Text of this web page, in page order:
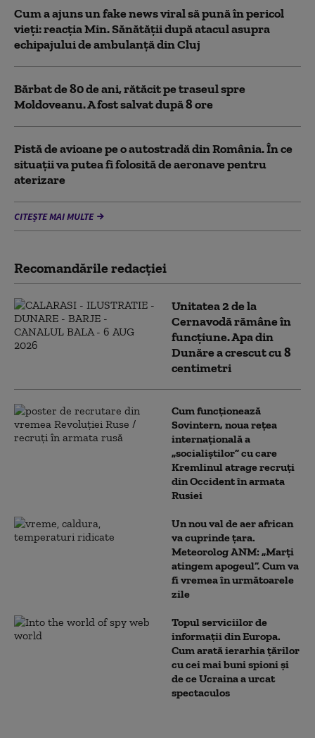
Cum a ajuns un fake news viral să pună în pericol
vieți: reacția Min. Sănătății după atacul asupra
echipajului de ambulanță din Cluj
Bărbat de 80 de ani, rătăcit pe traseul spre
Moldoveanu. A fost salvat după 8 ore
Pistă de avioane pe o autostradă din România. În ce
situații va putea fi folosită de aeronave pentru
aterizare
CITEȘTE MAI MULTE
Recomandările redacţiei
Unitatea 2 de la
Cernavodă rămâne în
funcțiune. Apa din
Dunăre a crescut cu 8
centimetri
Cum funcționează
Sovintern, noua rețea
internațională a
„socialiștilor” cu care
Kremlinul atrage recruți
din Occident în armata
Rusiei
Un nou val de aer african
va cuprinde țara.
Meteorolog ANM: „Marți
atingem apogeul”. Cum va
fi vremea în următoarele
zile
Topul serviciilor de
informații din Europa.
Cum arată ierarhia țărilor
cu cei mai buni spioni și
de ce Ucraina a urcat
spectaculos